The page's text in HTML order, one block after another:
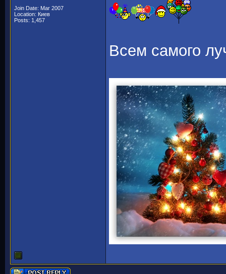
Join Date: Mar 2007
Location: Киев
Posts: 1,457
Всем самого